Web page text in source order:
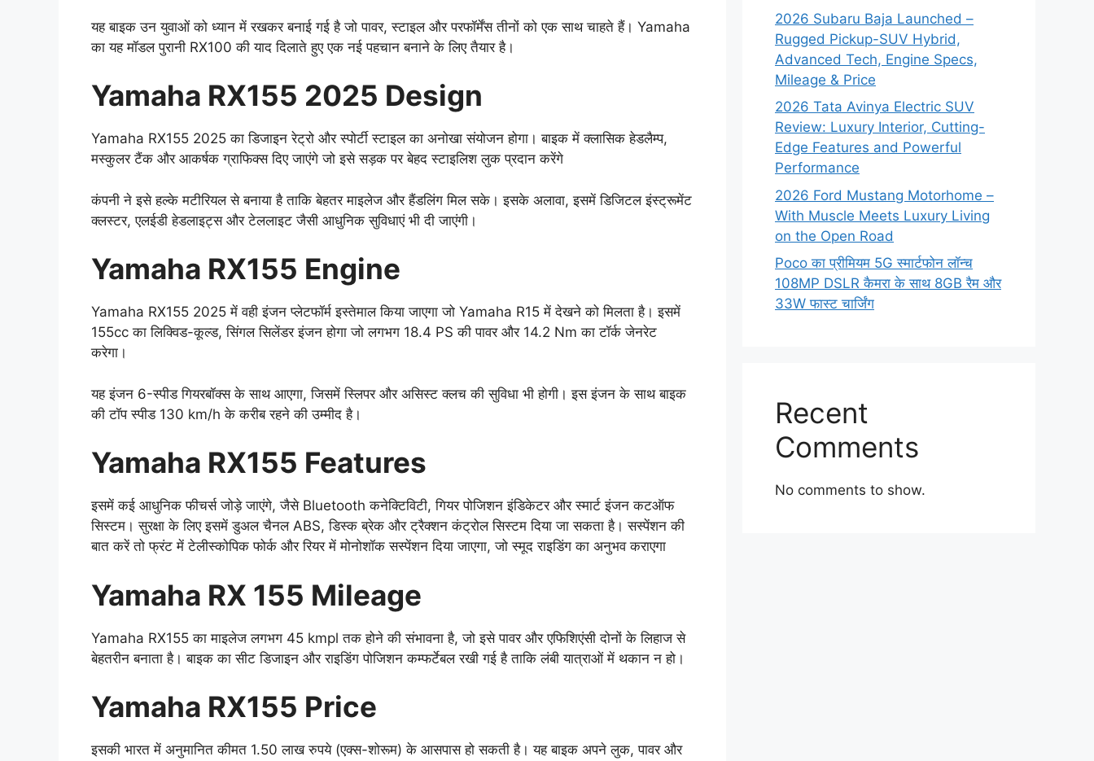
यह बाइक उन युवाओं को ध्यान में रखकर बनाई गई है जो पावर, स्टाइल और परफॉर्मेंस तीनों को एक साथ चाहते हैं। Yamaha
का यह मॉडल पुरानी RX100 की याद दिलाते हुए एक नई पहचान बनाने के लिए तैयार है।
Yamaha RX155 2025 Design
Yamaha RX155 2025 का डिजाइन रेट्रो और स्पोर्टी स्टाइल का अनोखा संयोजन होगा। बाइक में क्लासिक हेडलैम्प,
मस्कुलर टैंक और आकर्षक ग्राफिक्स दिए जाएंगे जो इसे सड़क पर बेहद स्टाइलिश लुक प्रदान करेंगे
कंपनी ने इसे हल्के मटीरियल से बनाया है ताकि बेहतर माइलेज और हैंडलिंग मिल सके। इसके अलावा, इसमें डिजिटल इंस्ट्रूमेंट
क्लस्टर, एलईडी हेडलाइट्स और टेललाइट जैसी आधुनिक सुविधाएं भी दी जाएंगी।
Yamaha RX155 Engine
Yamaha RX155 2025 में वही इंजन प्लेटफॉर्म इस्तेमाल किया जाएगा जो Yamaha R15 में देखने को मिलता है। इसमें
155cc का लिक्विड-कूल्ड, सिंगल सिलेंडर इंजन होगा जो लगभग 18.4 PS की पावर और 14.2 Nm का टॉर्क जेनरेट
करेगा।
यह इंजन 6-स्पीड गियरबॉक्स के साथ आएगा, जिसमें स्लिपर और असिस्ट क्लच की सुविधा भी होगी। इस इंजन के साथ बाइक
की टॉप स्पीड 130 km/h के करीब रहने की उम्मीद है।
Yamaha RX155 Features
इसमें कई आधुनिक फीचर्स जोड़े जाएंगे, जैसे Bluetooth कनेक्टिविटी, गियर पोजिशन इंडिकेटर और स्मार्ट इंजन कटऑफ
सिस्टम। सुरक्षा के लिए इसमें डुअल चैनल ABS, डिस्क ब्रेक और ट्रैक्शन कंट्रोल सिस्टम दिया जा सकता है। सस्पेंशन की
बात करें तो फ्रंट में टेलीस्कोपिक फोर्क और रियर में मोनोशॉक सस्पेंशन दिया जाएगा, जो स्मूद राइडिंग का अनुभव कराएगा
Yamaha RX 155 Mileage
Yamaha RX155 का माइलेज लगभग 45 kmpl तक होने की संभावना है, जो इसे पावर और एफिशिएंसी दोनों के लिहाज से
बेहतरीन बनाता है। बाइक का सीट डिजाइन और राइडिंग पोजिशन कम्फर्टेबल रखी गई है ताकि लंबी यात्राओं में थकान न हो।
Yamaha RX155 Price
इसकी भारत में अनुमानित कीमत 1.50 लाख रुपये (एक्स-शोरूम) के आसपास हो सकती है। यह बाइक अपने लुक, पावर और
2026 Subaru Baja Launched –
Rugged Pickup-SUV Hybrid,
Advanced Tech, Engine Specs,
Mileage & Price
2026 Tata Avinya Electric SUV
Review: Luxury Interior, Cutting-
Edge Features and Powerful
Performance
2026 Ford Mustang Motorhome –
With Muscle Meets Luxury Living
on the Open Road
Poco का प्रीमियम 5G स्मार्टफोन लॉन्च
108MP DSLR कैमरा के साथ 8GB रैम और
33W फास्ट चार्जिंग
Recent
Comments
No comments to show.